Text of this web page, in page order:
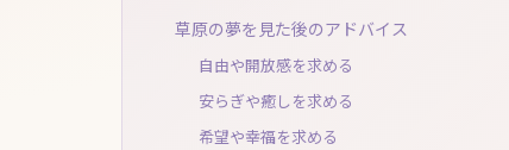
草原の夢を見た後のアドバイス
自由や開放感を求める
安らぎや癒しを求める
希望や幸福を求める